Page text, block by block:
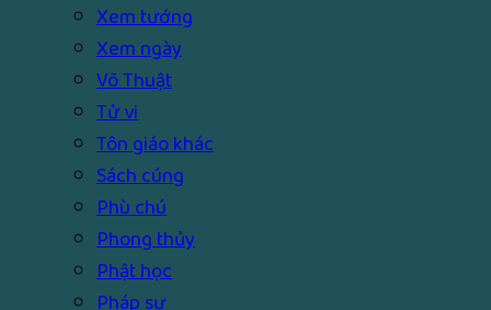
Xem tướng
Xem ngày
Võ Thuật
Tử vi
Tôn giáo khác
Sách cúng
Phù chú
Phong thủy
Phật học
Pháp sự